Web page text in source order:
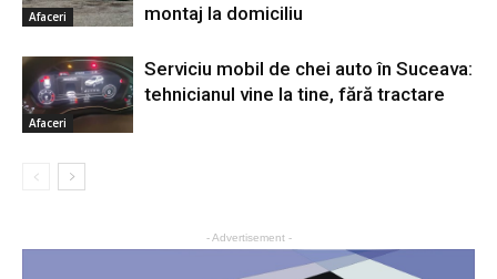
Afaceri
montaj la domiciliu
Afaceri
Serviciu mobil de chei auto în Suceava:
tehnicianul vine la tine, fără tractare
- Advertisement -